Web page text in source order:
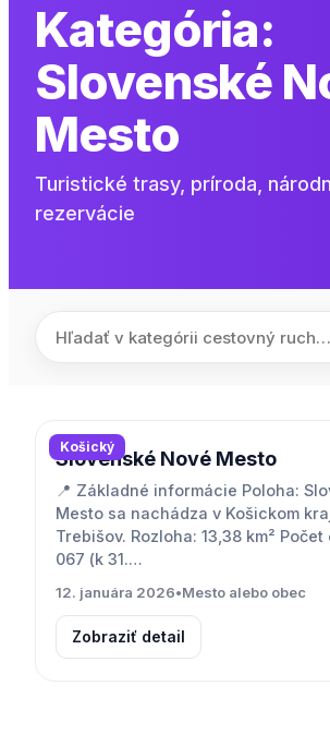
Kategória:
Slovenské
Mesto
Turistické trasy, príroda,
rezervácie
Košický
Slovenské Nové Mesto
📍 Základné informácie Poloha:
Mesto sa nachádza v Košickom
Trebišov. Rozloha: 13,38 km²
067 (k 31.…
12. januára 2026•Mesto alebo obec
Zobraziť detail